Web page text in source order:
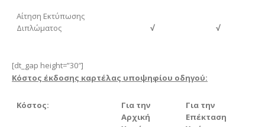
Αίτηση Εκτύπωσης
Διπλώματος
√ √
[dt_gap height=”30″]
Κόστος έκδοσης καρτέλας υποψηφίου οδηγού:
Κόστος:
Για την
Αρχική
Για την
Επέκταση